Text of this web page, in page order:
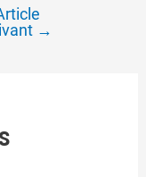
→